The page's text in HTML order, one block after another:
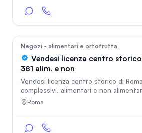
già selezionati.
Negozi - alimentari e ortofrutta
Vendesi licenza centro
381 alim. e non
Vendesi licenza centro storico di
complessivi, alimentari e non
Roma